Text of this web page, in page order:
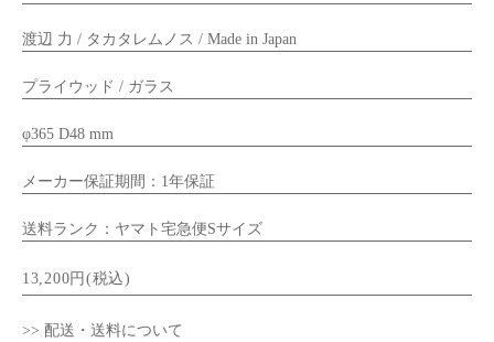
渡辺 力 / タカタレムノス / Made in Japan
プライウッド / ガラス
φ365 D48 mm
メーカー保証期間：1年保証
送料ランク：ヤマト宅急便Sサイズ
13,200円(税込)
>> 配送・送料について